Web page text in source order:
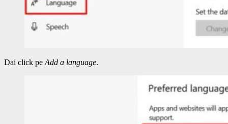
Dai click pe Add a language.